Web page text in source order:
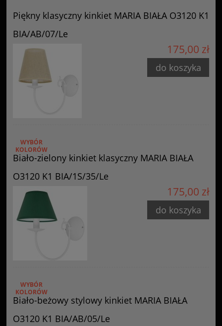
Piękny klasyczny kinkiet MARIA BIAŁA O3120 K1
BIA/AB/07/Le
175,00 zł
do koszyka
Biało-zielony kinkiet klasyczny MARIA BIAŁA
O3120 K1 BIA/1S/35/Le
WYBÓR
KOLORÓW
175,00 zł
do koszyka
Biało-beżowy stylowy kinkiet MARIA BIAŁA
O3120 K1 BIA/AB/05/Le
WYBÓR
KOLORÓW